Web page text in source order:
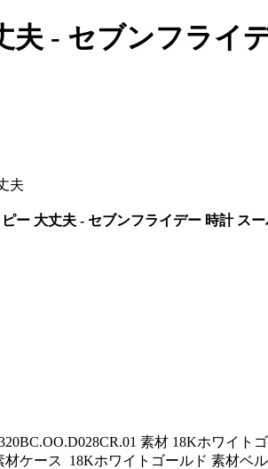
- セブンフライ
夫
ー 大丈夫 - セブンフライデー 時計 ス
素材 18Kホワイ
材ケース 18Kホワイトゴールド 素材